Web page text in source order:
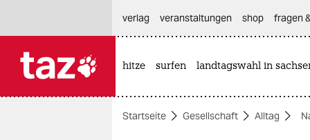
themen
verlag
veranstaltungen shop fragen
hitze surfen landtagswahl in
Startseite Gesellschaft Alltag